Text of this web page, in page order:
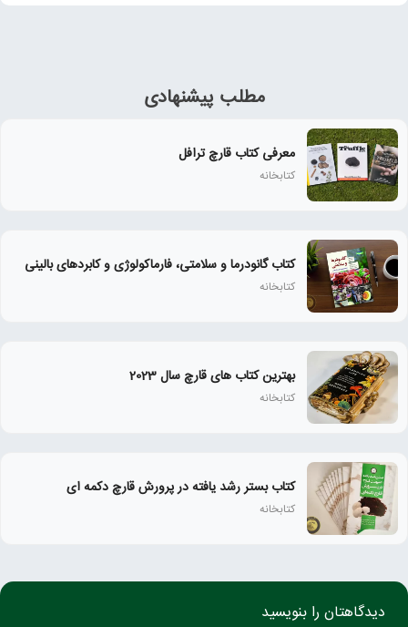
مطلب پیشنهادی
معرفی کتاب قارچ ترافل
کتابخانه
کتاب گانودرما و سلامتی، فارماکولوژی و کابردهای بالینی
کتابخانه
بهترین کتاب های قارچ سال 2023
کتابخانه
کتاب بستر رشد یافته در پرورش قارچ دکمه ای
کتابخانه
دیدگاهتان را بنویسید